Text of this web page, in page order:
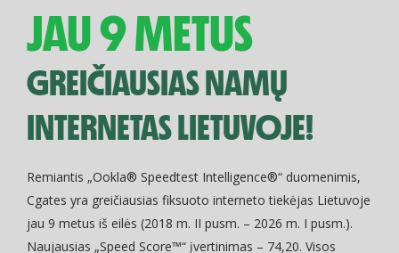
JAU 9 METUS
GREIČIAUSIAS NAMŲ
INTERNETAS LIETUVOJE!
Remiantis „Ookla® Speedtest Intelligence®“ duomenimis,
Cgates yra greičiausias fiksuoto interneto tiekėjas Lietuvoje
jau 9 metus iš eilės (2018 m. II pusm. – 2026 m. I pusm.).
Naujausias „Speed Score™“ įvertinimas – 74,20. Visos